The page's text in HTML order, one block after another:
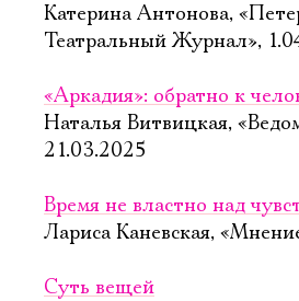
Катерина Антонова,
Театральный Журнал»,
«Аркадия»: обратно к
Наталья Витвицкая,
21.03.2025
Время не властно над
Лариса Каневская,
Суть вещей